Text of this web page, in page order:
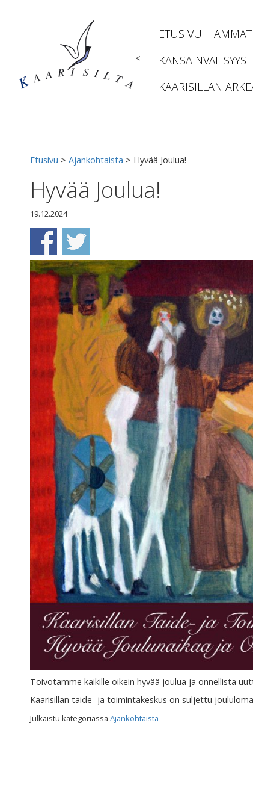
<
ETUSIVU
KANSAINVÄLISYYS
KAARISILLAN
Etusivu > Ajankohtaista > Hyvää Joulua!
Hyvää Joulua!
19.12.2024
Toivotamme kaikille oikein hyvää joulua ja onnellista
Kaarisillan taide- ja toimintakeskus on suljettu
Julkaistu kategoriassa Ajankohtaista